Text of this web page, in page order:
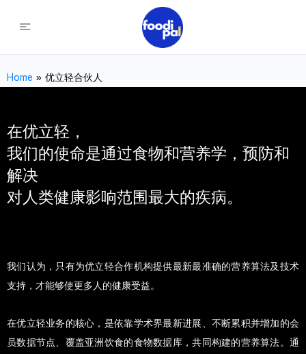
Home » 优立轻合伙人
在优立轻，
我们的使命是通过食物和营养学，预防和
解决
对人类健康影响范围最大的疾病。
我们认为，只有为优立轻合作机构提供最新最准确的营养算法及技术
支持，才能够使更多人的健康受益。
在优立轻业务的核心，是依靠学术界最新进展、不断累积并增加的会
员数据节点、覆盖亚洲饮食的食物数据库，共同构建的营养算法。通